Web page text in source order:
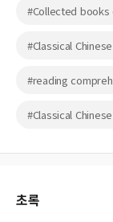
#Collected books
#Classical
#reading
#Classical
초록